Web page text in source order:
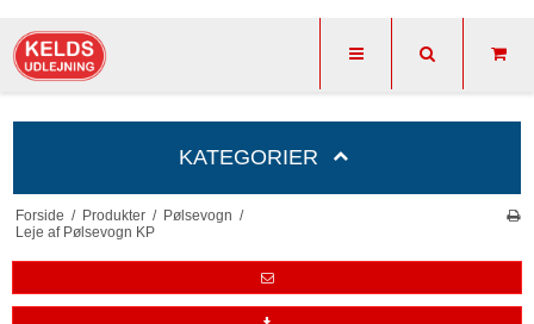
KATEGORIER
Forside / Produkter / Pølsevogn /
Leje af Pølsevogn KP